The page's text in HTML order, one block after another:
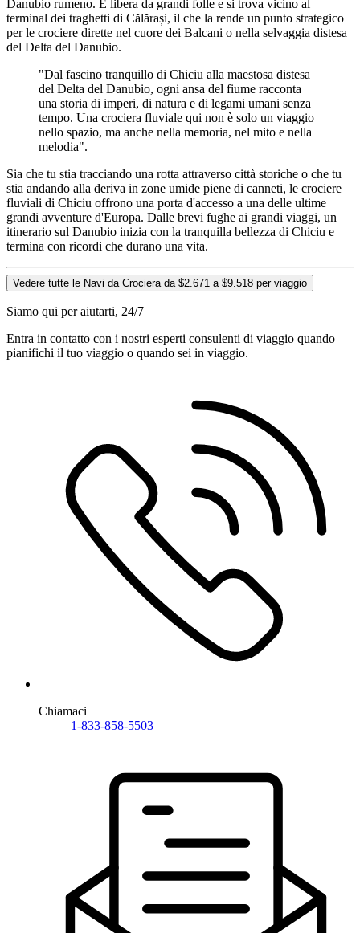
Danubio rumeno. È libera da grandi folle e si trova vicino al
terminal dei traghetti di Călărași, il che la rende un punto strategico
per le crociere dirette nel cuore dei Balcani o nella selvaggia distesa
del Delta del Danubio.
"Dal fascino tranquillo di Chiciu alla maestosa distesa
del Delta del Danubio, ogni ansa del fiume racconta
una storia di imperi, di natura e di legami umani senza
tempo. Una crociera fluviale qui non è solo un viaggio
nello spazio, ma anche nella memoria, nel mito e nella
melodia".
Sia che tu stia tracciando una rotta attraverso città storiche o che tu
stia andando alla deriva in zone umide piene di canneti, le crociere
fluviali di Chiciu offrono una porta d'accesso a una delle ultime
grandi avventure d'Europa. Dalle brevi fughe ai grandi viaggi, un
itinerario sul Danubio inizia con la tranquilla bellezza di Chiciu e
termina con ricordi che durano una vita.
Vedere tutte le Navi da Crociera da $2.671 a $9.518 per viaggio
Siamo qui per aiutarti, 24/7
Entra in contatto con i nostri esperti consulenti di viaggio quando
pianifichi il tuo viaggio o quando sei in viaggio.
Chiamaci
1-833-858-5503